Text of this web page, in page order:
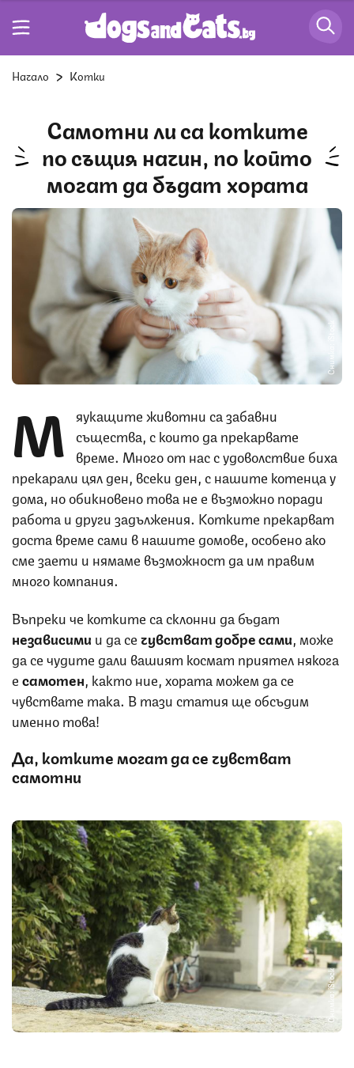
Начало Котки
Самотни ли са котките
по същия начин, по който
могат да бъдат хората
Снимка: iStock
М
яукащите животни са забавни
същества, с които да прекарвате
време. Много от нас с удоволствие биха
прекарали цял ден, всеки ден, с нашите котенца у
дома, но обикновено това не е възможно поради
работа и други задължения. Котките прекарват
доста време сами в нашите домове, особено ако
сме заети и нямаме възможност да им правим
много компания.
Въпреки че котките са склонни да бъдат
независими и да сечувстват добре сами , може
да се чудите дали вашият космат приятел някога
есамотен , както ние, хората можем да се
чувствате така. В тази статия ще обсъдим
именно това!
Да, котките могат да се чувстват
самотни
Снимка: iStock